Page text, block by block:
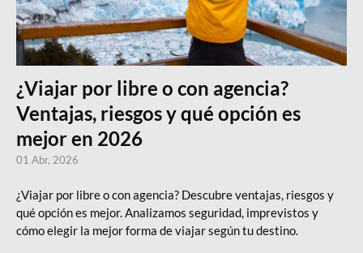
¿Viajar por libre o con agencia?
Ventajas, riesgos y qué opción es
mejor en 2026
¿Viajar por libre o con agencia? Descubre ventajas, riesgos y
qué opción es mejor. Analizamos seguridad, imprevistos y
cómo elegir la mejor forma de viajar según tu destino.
01 Abr, 2026